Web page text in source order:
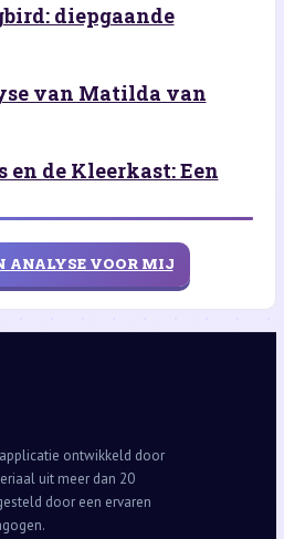
diepgaande
van Matilda van
en de Kleerkast: Een
ANALYSE VOOR MIJ
ontwikkeld door
uit meer dan 20
door een ervaren